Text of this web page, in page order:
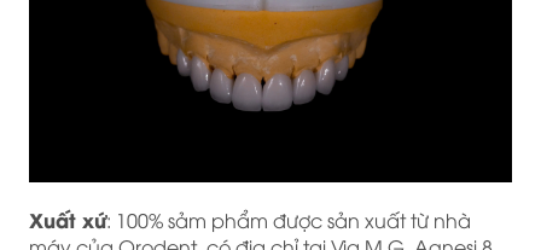
Xuất xứ: 100% sảm phẩm được sản xuất từ nhà